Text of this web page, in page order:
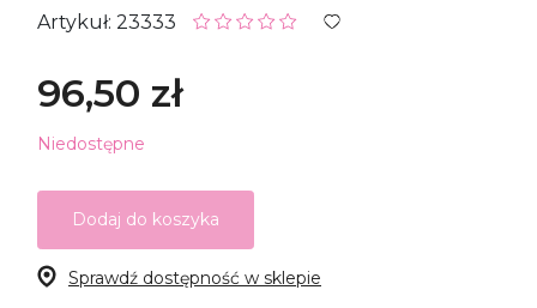
Artykuł: 23333
96,50 zł
Niedostępne
Dodaj do koszyka
Sprawdź dostępność w sklepie